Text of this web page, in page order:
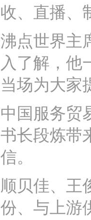
收、直播、
沸点世界主
入了解，他
当场为大家
中国服务贸
书长段炼带
信。
顺贝佳、王
份、与上游